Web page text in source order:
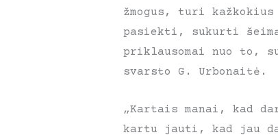
žmogus, turi
pasiekti, sukurti
priklausomai nuo to,
svarsto G. Urbonaitė.
„Kartais manai, kad
kartu jauti, kad jau